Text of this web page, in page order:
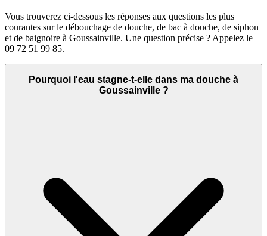
Vous trouverez ci-dessous les réponses aux questions les plus
courantes sur le débouchage de douche, de bac à douche, de siphon
et de baignoire à Goussainville. Une question précise ? Appelez le
09 72 51 99 85.
Pourquoi l'eau stagne-t-elle dans ma douche à
Goussainville ?